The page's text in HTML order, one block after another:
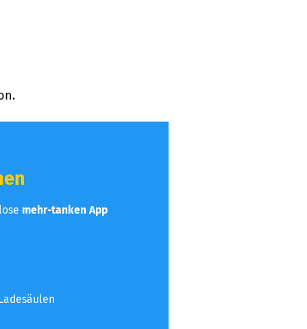
mehr-tanken App